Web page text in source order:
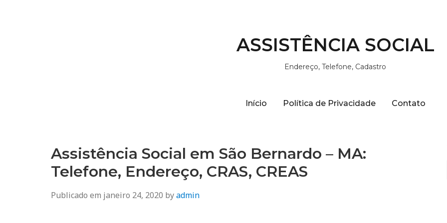
ASSISTÊNCIA SOCIAL
Endereço, Telefone, Cadastro
Início Política de Privacidade Contato
Assistência Social em São Bernardo – MA:
Telefone, Endereço, CRAS, CREAS
Publicado em janeiro 24, 2020 byadmin